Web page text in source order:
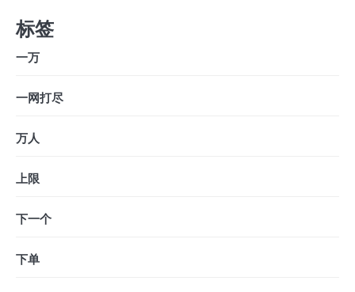
标签
一万
一网打尽
万人
上限
下一个
下单